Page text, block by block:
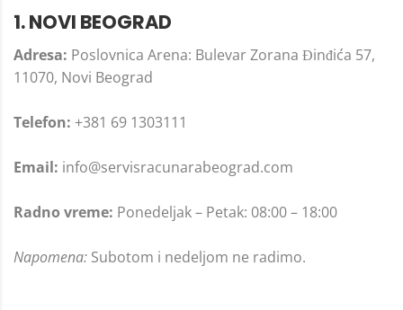
1. NOVI BEOGRAD
Adresa: Poslovnica Arena: Bulevar Zorana Đinđića 57,
11070, Novi Beograd
Telefon: +381 69 1303111
Email: info@servisracunarabeograd.com
Radno vreme: Ponedeljak – Petak: 08:00 – 18:00
Napomena: Subotom i nedeljom ne radimo.